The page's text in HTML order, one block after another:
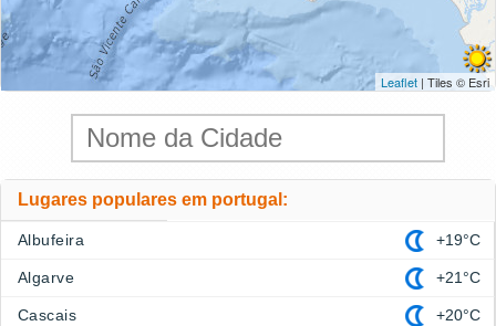
Leaflet | Tiles © Esri
Lugares populares em portugal:
Albufeira +19°C
Algarve +21°C
Cascais +20°C